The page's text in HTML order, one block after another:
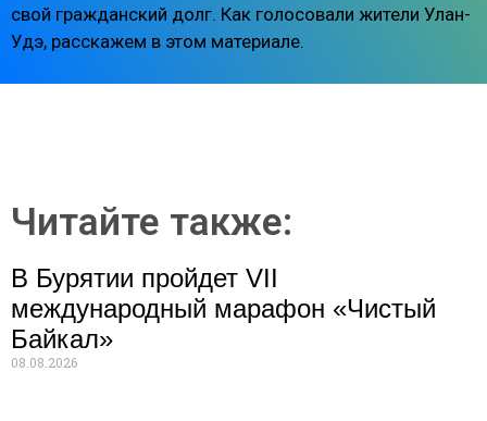
свой гражданский долг. Как голосовали жители Улан-
Удэ, расскажем в этом материале.
Читайте также:
В Бурятии пройдет VII
международный марафон «Чистый
Байкал»
08.08.2026